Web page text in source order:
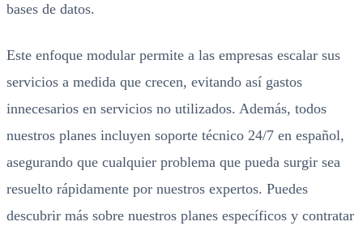
bases de datos.
Este enfoque modular permite a las empresas escalar sus
servicios a medida que crecen, evitando así gastos
innecesarios en servicios no utilizados. Además, todos
nuestros planes incluyen soporte técnico 24/7 en español,
asegurando que cualquier problema que pueda surgir sea
resuelto rápidamente por nuestros expertos. Puedes
descubrir más sobre nuestros planes específicos y contratar